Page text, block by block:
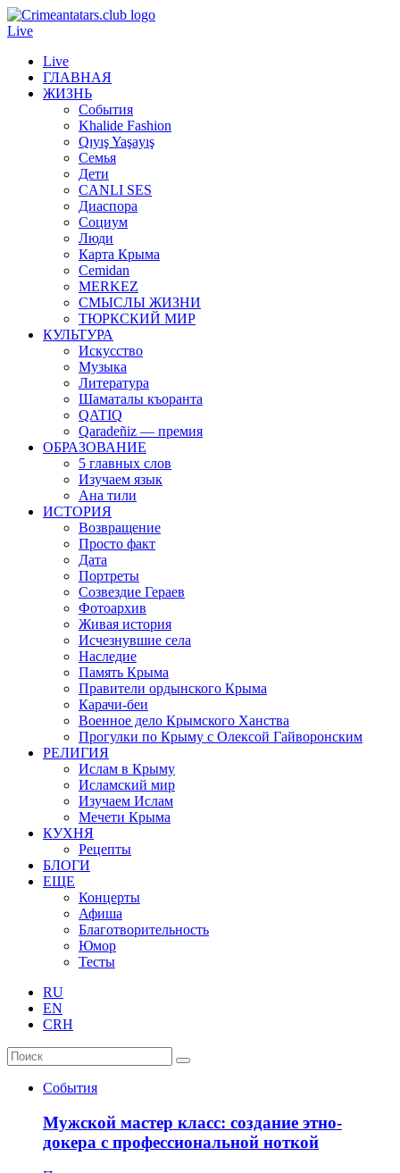
Live
Live
ГЛАВНАЯ
ЖИЗНЬ
События
Khalide Fashion
Qıyış Yaşayış
Семья
Дети
CANLI SES
Диаспора
Социум
Люди
Карта Крыма
Cemidan
МERKEZ
СМЫСЛЫ ЖИЗНИ
ТЮРКСКИЙ МИР
КУЛЬТУРА
Искусство
Музыка
Литература
Шаматалы къоранта
QATIQ
Qaradeñiz — премия
ОБРАЗОВАНИЕ
5 главных слов
Изучаем язык
Ана тили
ИСТОРИЯ
Возвращение
Просто факт
Дата
Портреты
Созвездие Гераев
Фотоархив
Живая история
Исчезнувшие села
Наследие
Память Крыма
Правители ордынского Крыма
Карачи-беи
Военное дело Крымского Ханства
Прогулки по Крыму с Олексой Гайворонским
РЕЛИГИЯ
Ислам в Крыму
Исламский мир
Изучаем Ислам
Мечети Крыма
КУХНЯ
Рецепты
БЛОГИ
ЕЩЕ
Концерты
Афиша
Благотворительность
Юмор
Тесты
RU
EN
CRH
События
Мужской мастер класс: создание этно-
докера с профессиональной ноткой